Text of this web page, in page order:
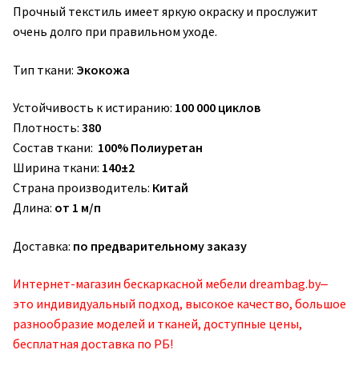
Прочный текстиль имеет яркую окраску и прослужит
очень долго при правильном уходе.
Тип ткани: Экокожа
Устойчивость к истиранию: 100 000 циклов
Плотность: 380
Состав ткани: 100% Полиуретан
Ширина ткани: 140±2
Страна производитель: Китай
Длина: от 1 м/п
Доставка: по предварительному заказу
Интернет-магазин бескаркасной мебели dreambag.by‒
это индивидуальный подход, высокое качество, большое
разнообразие моделей и тканей, доступные цены,
бесплатная доставка по РБ!